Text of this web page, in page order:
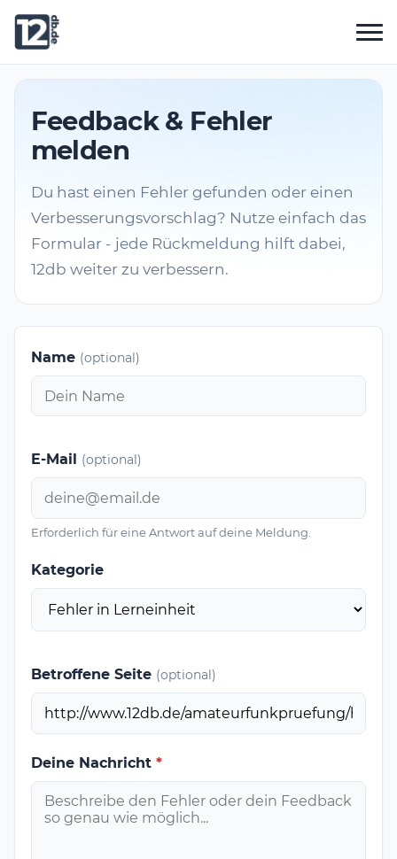
Feedback & Fehler
melden
Du hast einen Fehler gefunden oder einen
Verbesserungsvorschlag? Nutze einfach das
Formular - jede Rückmeldung hilft dabei,
12db weiter zu verbessern.
Name (optional)
E-Mail (optional)
Erforderlich für eine Antwort auf deine Meldung.
Kategorie
Betroffene Seite (optional)
Deine Nachricht *